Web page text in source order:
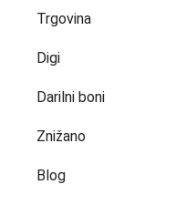
Trgovina
Digi
Darilni boni
Znižano
Blog